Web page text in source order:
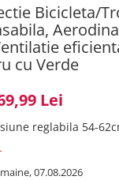
Bicicleta/
cu Verde
Lei
reglabila 54-
maine, 07.08.2026